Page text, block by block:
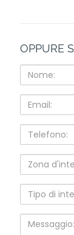
OPPURE
Nome:
Email:
Telefono:
Zona
Tipo
intervento:
Messaggio: